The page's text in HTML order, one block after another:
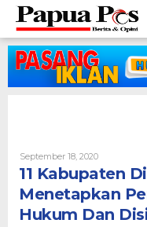
Skip
content
September 18, 2020
Thoding
11 Kabupaten
Menetapkan
Hukum Dan